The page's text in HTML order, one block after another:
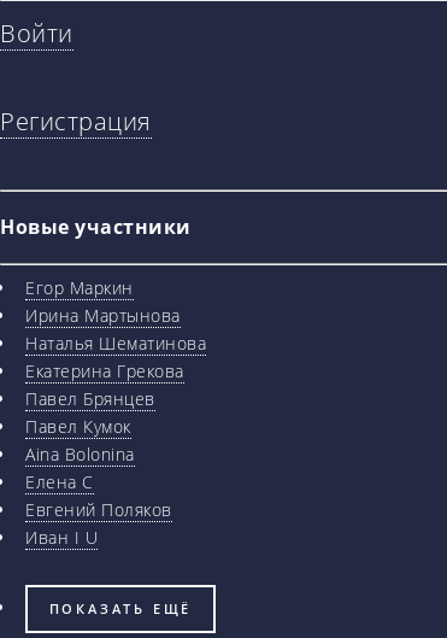
Войти
Регистрация
Новые участники
Егор Маркин
Ирина Мартынова
Наталья Шематинова
Екатерина Грекова
Павел Брянцев
Павел Кумок
Aina Bolonina
Елена С
Евгений Поляков
Иван I U
ПОКАЗАТЬ ЕЩЁ